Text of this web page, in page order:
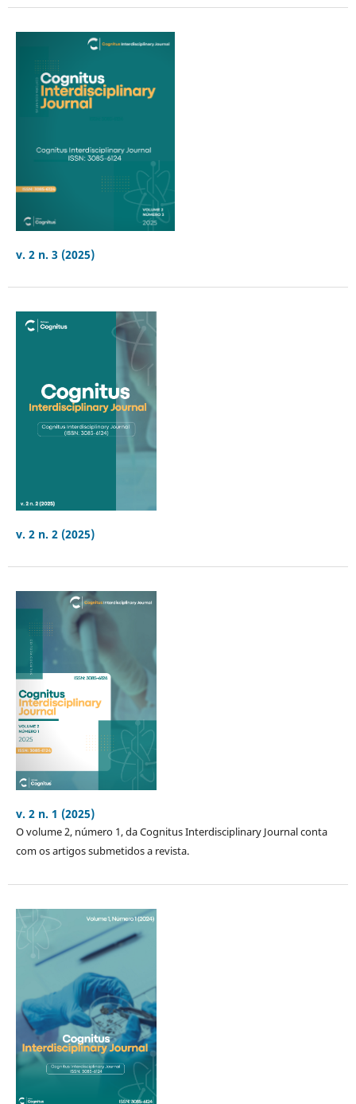
v. 2 n. 3 (2025)
v. 2 n. 2 (2025)
v. 2 n. 1 (2025)
O volume 2, número 1, da Cognitus Interdisciplinary Journal conta
com os artigos submetidos a revista.